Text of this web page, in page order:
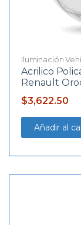
Iluminación
Acrilico
Renault
$3,622.50
Añadir al